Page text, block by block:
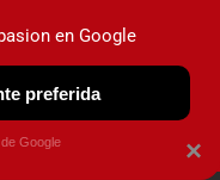
OBSERVATORIO
×
en Google
preferida
Google